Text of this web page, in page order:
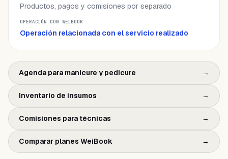
Productos, pagos y comisiones por separado
Operación relacionada con el servicio realizado
Agenda para manicure y pedicure →
Inventario de insumos →
Comisiones para técnicas →
Comparar planes WeiBook →